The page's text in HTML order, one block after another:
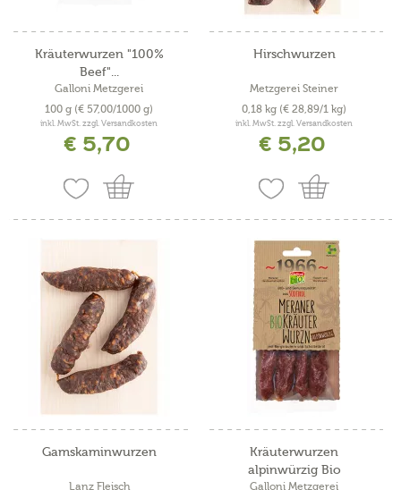
Kräuterwurzen "100%
Beef"...
Galloni Metzgerei
100 g (€ 57,00/1000 g)
inkl. MwSt. zzgl. Versandkosten
€ 5,70
Hirschwurzen
Metzgerei Steiner
0,18 kg (€ 28,89/1 kg)
inkl. MwSt. zzgl. Versandkosten
€ 5,20
Gamskaminwurzen
Lanz Fleisch
Kräuterwurzen
alpinwürzig Bio
Galloni Metzgerei